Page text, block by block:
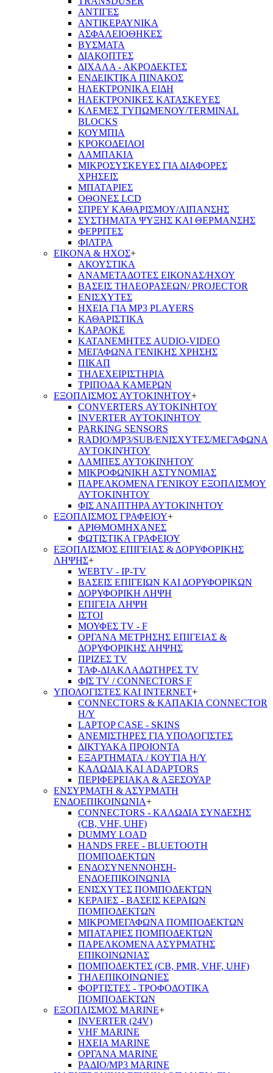
ΑΝΤΙΓΕΣ
ΑΝΤΙΚΕΡΑΥΝΙΚΑ
ΑΣΦΑΛΕΙΟΘΗΚΕΣ
ΒΥΣΜΑΤΑ
ΔΙΑΚΟΠΤΕΣ
ΔΙΧΑΛΑ - ΑΚΡΟΔΕΚΤΕΣ
ΕΝΔΕΙΚΤΙΚΑ ΠΙΝΑΚΟΣ
ΗΛΕΚΤΡΟΝΙΚΑ ΕΙΔΗ
ΗΛΕΚΤΡΟΝΙΚΕΣ ΚΑΤΑΣΚΕΥΕΣ
ΚΛΕΜΕΣ ΤΥΠΩΜΕΝΟΥ/TERMINAL
BLOCKS
ΚΟΥΜΠΙΑ
ΚΡΟΚΟΔΕΙΛΟΙ
ΛΑΜΠΑΚΙΑ
ΜΙΚΡΟΣΥΣΚΕΥΕΣ ΓΙΑ ΔΙΑΦΟΡΕΣ
ΧΡΗΣΕΙΣ
ΜΠΑΤΑΡΙΕΣ
ΟΘΟΝΕΣ LCD
ΣΠΡΕΥ ΚΑΘΑΡΙΣΜΟΥ/ΛΙΠΑΝΣΗΣ
ΣΥΣΤΗΜΑΤΑ ΨΥΞΗΣ ΚΑΙ ΘΕΡΜΑΝΣΗΣ
ΦΕΡΡΙΤΕΣ
ΦΙΛΤΡΑ
ΕΙΚΟΝΑ & ΗΧΟΣ+
ΑΚΟΥΣΤΙΚΑ
ΑΝΑΜΕΤΑΔΟΤΕΣ ΕΙΚΟΝΑΣ/ΗΧΟΥ
ΒΑΣΕΙΣ ΤΗΛΕOΡΑΣΕΩΝ/ PROJECTOR
ΕΝΙΣΧΥΤΕΣ
ΗΧΕΙΑ ΓΙΑ MP3 PLAYERS
ΚΑΘΑΡΙΣΤΙΚΑ
ΚΑΡΑΟΚΕ
ΚΑΤΑΝΕΜΗΤΕΣ AUDIO-VIDEO
ΜΕΓΑΦΩΝΑ ΓΕΝΙΚΗΣ ΧΡΗΣΗΣ
ΠΙΚΑΠ
ΤΗΛΕΧΕΙΡΙΣΤΗΡΙΑ
ΤΡΙΠΟΔΑ ΚΑΜΕΡΩΝ
ΕΞΟΠΛΙΣΜΟΣ ΑΥΤΟΚΙΝΗΤΟΥ+
CONVERTERS ΑΥΤΟΚΙΝΗΤΟΥ
INVERTER ΑΥΤΟΚΙΝΗΤΟΥ
PARKING SENSORS
RADIO/MP3/SUB/ΕΝΙΣΧΥΤΕΣ/ΜΕΓΆΦΩΝΑ
ΑΥΤΟΚΙΝΉΤΟΥ
ΛΑΜΠΕΣ ΑΥΤΟΚΙΝΗΤΟΥ
ΜΙΚΡΟΦΩΝΙΚΗ ΑΣΤΥΝΟΜΙΑΣ
ΠΑΡΕΛΚΟΜΕΝΑ ΓΕΝΙΚΟΥ ΕΞΟΠΛΙΣΜΟΥ
ΑΥΤΟΚΙΝΗΤΟΥ
ΦΙΣ ΑΝΑΠΤΗΡΑ ΑΥΤΟΚΙΝΗΤΟΥ
ΕΞΟΠΛΙΣΜΟΣ ΓΡΑΦΕΙΟΥ+
ΑΡΙΘΜΟΜΗΧΑΝΕΣ
ΦΩΤΙΣΤΙΚΑ ΓΡΑΦΕΙΟΥ
ΕΞΟΠΛΙΣΜΟΣ ΕΠΙΓΕΙΑΣ & ΔΟΡΥΦΟΡΙΚΗΣ
ΛΗΨΗΣ+
WEBTV - IP-TV
ΒΑΣΕΙΣ ΕΠΙΓΕΙΩΝ ΚΑΙ ΔΟΡΥΦΟΡΙΚΩΝ
ΔΟΡΥΦΟΡΙΚΗ ΛΗΨΗ
ΕΠΙΓΕΙA ΛΗΨΗ
ΙΣΤΟΙ
ΜΟΥΦΕΣ TV - F
ΟΡΓΑΝΑ ΜΕΤΡΗΣΗΣ ΕΠΙΓΕΙΑΣ &
ΔΟΡΥΦΟΡΙΚΗΣ ΛΗΨΗΣ
ΠΡΙΖΕΣ TV
ΤΑΦ-ΔΙΑΚΛΑΔΩΤΗΡΕΣ TV
ΦΙΣ TV / CONNECTORS F
ΥΠΟΛΟΓΙΣΤΕΣ ΚΑΙ INTERNET+
CONNECTORS & ΚΑΠΑΚΙΑ CONNECTOR
Η/Υ
LAPTOP CASE - SKINS
ΑΝΕΜΙΣΤΗΡΕΣ ΓΙΑ ΥΠΟΛΟΓΙΣΤΕΣ
ΔΙΚΤΥΑΚΑ ΠΡΟΙΟΝΤΑ
ΕΞΑΡΤΗΜΑΤΑ / ΚΟΥΤΙΑ Η/Υ
ΚΑΛΩΔΙΑ ΚΑΙ ADAPTORS
ΠΕΡΙΦΕΡΕΙΑΚΑ & ΑΞΕΣΟΥΑΡ
ΕΝΣΥΡΜΑΤΗ & ΑΣΥΡΜΑΤΗ
ΕΝΔΟΕΠΙΚΟΙΝΩΝΙΑ+
CONNECTORS - ΚΑΛΩΔΙΑ ΣΥΝΔΕΣΗΣ
(CB, VHF, UHF)
DUMMY LOAD
HANDS FREE - BLUETOOTH
ΠΟΜΠΟΔΕΚΤΩΝ
ΕΝΔΟΣΥΝΕΝΝΟΗΣΗ-
ΕΝΔΟΕΠΙΚΟΙΝΩΝΙΑ
ΕΝΙΣΧΥΤΕΣ ΠΟΜΠΟΔΕΚΤΩΝ
ΚΕΡΑΙΕΣ - ΒΑΣΕΙΣ ΚΕΡΑΙΩΝ
ΠΟΜΠΟΔΕΚΤΩΝ
ΜΙΚΡΟΜΕΓΑΦΩΝΑ ΠΟΜΠΟΔΕΚΤΩΝ
ΜΠΑΤΑΡΙΕΣ ΠΟΜΠΟΔΕΚΤΩΝ
ΠΑΡΕΛΚΟΜΕΝΑ ΑΣΥΡΜΑΤΗΣ
ΕΠΙΚΟΙΝΩΝΙΑΣ
ΠΟΜΠΟΔΕΚΤΕΣ (CB, PMR, VHF, UHF)
ΤΗΛΕΠΙΚΟΙΝΩΝΙΕΣ
ΦΟΡΤΙΣΤΕΣ - ΤΡΟΦΟΔΟΤΙΚΑ
ΠΟΜΠΟΔΕΚΤΩΝ
ΕΞΟΠΛΙΣΜΟΣ MARINE+
INVERTER (24V)
VHF MARINE
ΗΧΕΙΑ MARINE
ΟΡΓΑΝΑ MARINE
ΡΑΔΙΟ/MP3 MARINE